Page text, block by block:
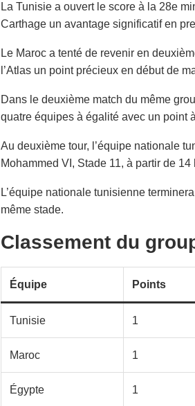
La Tunisie a ouvert le score à la 28e
Carthage un avantage significatif en
Le Maroc a tenté de revenir en
l’Atlas un point précieux en début de
Dans le deuxième match du même
quatre équipes à égalité avec un point
Au deuxième tour, l’équipe nationale
Mohammed VI, Stade 11, à partir de 14
L’équipe nationale tunisienne
même stade.
Classement du
Équipe Points
Tunisie 1
Maroc 1
Égypte 1